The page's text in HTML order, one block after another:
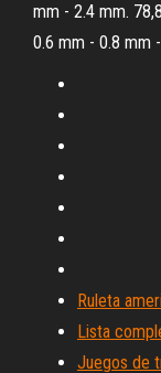
mm - 2.4 mm.
0.6 mm - 0.8 mm
Ruleta
Lista
Juegos de